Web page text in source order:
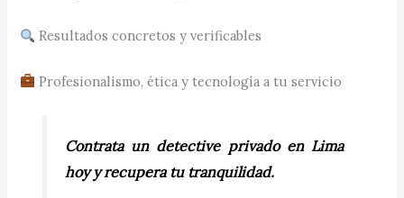
Resultados concretos y verificables
Profesionalismo, ética y tecnología a tu servicio
Contrata un detective privado en Lima
hoy y recupera tu tranquilidad.